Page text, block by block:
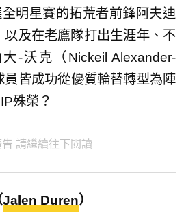
明星賽的拓荒者前鋒阿夫迪
以及在老鷹隊打出生涯年、不
-沃克（Nickeil Alexander-
員皆成功從優質輪替轉型為陣
殊榮？
請繼續往下閱讀
Jalen Duren）